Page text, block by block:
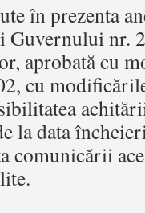
în prezenta
Guvernului nr.
aprobată cu
cu
la data
comunicării